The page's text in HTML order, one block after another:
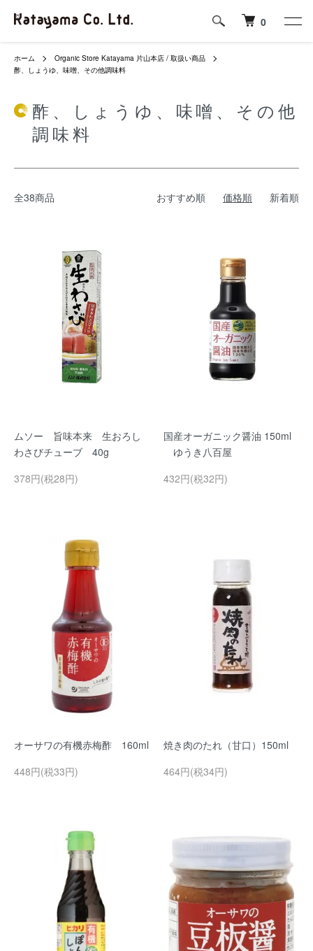
0
ホーム
Organic Store Katayama 片山本店 / 取扱い商品
酢、しょうゆ、味噌、その他調味料
酢、しょうゆ、味噌、その他
調味料
全38商品 おすすめ順 価格順 新着順
ムソー 旨味本来 生おろし
わさびチューブ 40g
378円(税28円)
国産オーガニック醤油 150ml
ゆうき八百屋
432円(税32円)
オーサワの有機赤梅酢 160ml
448円(税33円)
焼き肉のたれ（甘口）150ml
464円(税34円)